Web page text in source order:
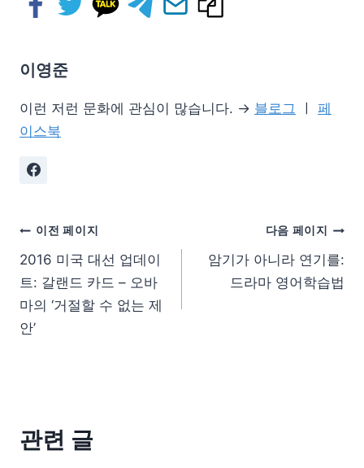
이영준
이런 저런 문화에 관심이 많습니다. → 블로그 ㅣ 페
이스북
이전 페이지
2016 미국 대선 업데이
트: 갈랜드 카드 – 오바
마의 ‘거절할 수 없는 제
안’
다음 페이지
암기가 아니라 연기를:
드라마 영어학습법
관련 글